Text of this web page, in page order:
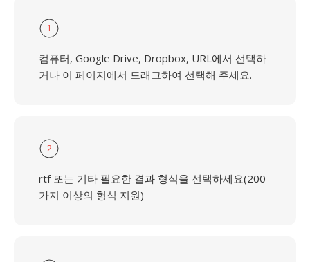
1
컴퓨터, Google Drive, Dropbox, URL에서 선택하
거나 이 페이지에서 드래그하여 선택해 주세요.
2
rtf 또는 기타 필요한 결과 형식을 선택하세요(200
가지 이상의 형식 지원)